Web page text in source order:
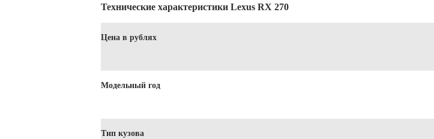
Технические характеристики Lexus RX 270
Цена в рублях
Модельный год
Тип кузова